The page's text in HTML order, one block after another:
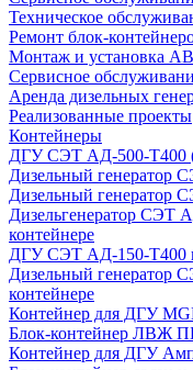
Техническое
Ремонт блок-
Монтаж и установка
Сервисное
Аренда дизельных
Реализованные проекты
Контейнеры
ДГУ СЭТ АД-500-Т400
Дизельный генератор
Дизельный генератор
Дизельгенератор СЭТ
контейнере
ДГУ СЭТ АД-150-Т400
Дизельный генератор
контейнере
Контейнер для ДГУ
Блок-контейнер ЛВЖ
Контейнер для ДГУ